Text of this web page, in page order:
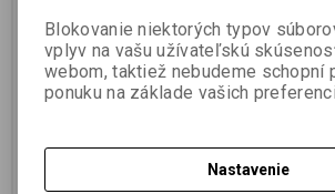
CONQUER HERKULES
Výrobca:CONQUER
Výrobca:
Blokovanie niektorých typov
vplyv na vašu užívateľskú
webom, taktiež nebudeme schopní
ponuku na základe vašich
Nastavenie